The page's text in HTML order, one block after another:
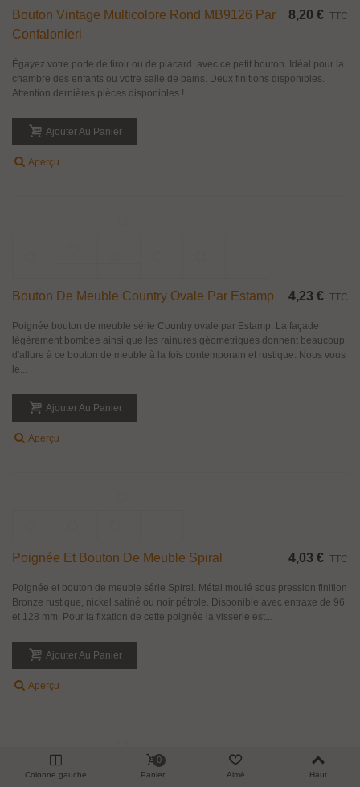
Bouton Vintage Multicolore Rond MB9126 Par
Confalonieri
8,20 € TTC
Égayez votre porte de tiroir ou de placard avec ce petit bouton. Idéal pour la
chambre des enfants ou votre salle de bains. Deux finitions disponibles.
Attention dernières pièces disponibles !
Ajouter Au Panier
Aperçu
légèrement bombée ainsi que les rainures géométriques donnent beaucoup
d'allure à ce bouton de meuble à la fois contemporain et rustique. Nous vous
le...
Ajouter Au Panier
Aperçu
Colonne gauche Panier
0
Aimé Haut